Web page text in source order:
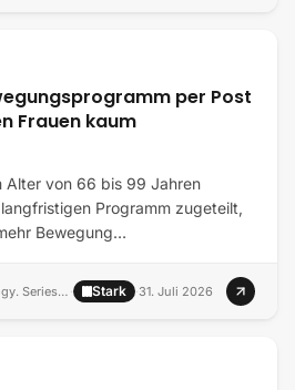
per Post
Frauen kaum
Alter von 66 bis 99 Jahren
Programm zugeteilt,
Bewegung…
The journals of gerontology. Series A, Biological sciences and medical sciences · Stark ·31. Juli 2026